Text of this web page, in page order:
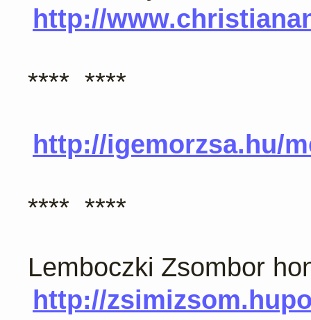
http://
**** ****
http://igemorzsa.hu/
**** ****
Lemboczki Zsombor
http://